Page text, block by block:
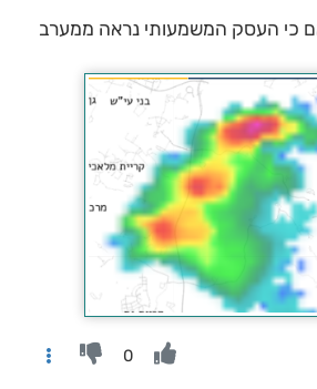
כי העסק המשמעותי נראה ממערב
0